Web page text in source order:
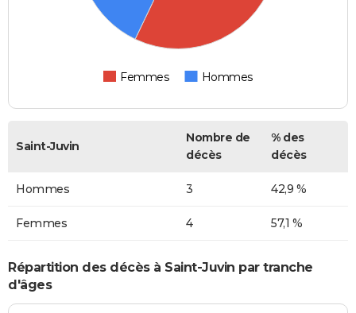
Femmes Hommes
Saint-Juvin
Nombre de
décès
% des
décès
Hommes 3 42,9 %
Femmes 4 57,1 %
Répartition des décès à Saint-Juvin par tranche
d'âges